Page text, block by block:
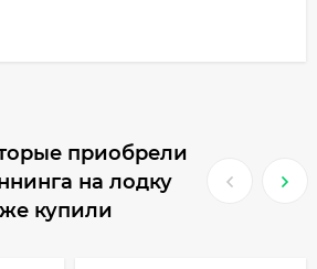
приобрели
на лодку
купили